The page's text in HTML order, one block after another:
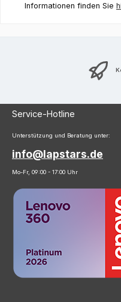
Informationen finden Sie
Service-Hotline
Unterstützung und Beratung unter:
info@lapstars.de
Mo-Fr, 09:00 - 17:00 Uhr